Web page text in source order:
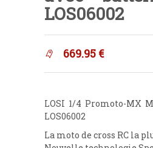
LOS06002
669.95 €
LOSI 1/4 Promoto-MX
LOS06002
La moto de cross RC la